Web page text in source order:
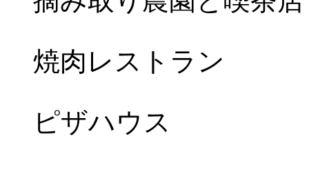
焼肉レストラン
ピザハウス